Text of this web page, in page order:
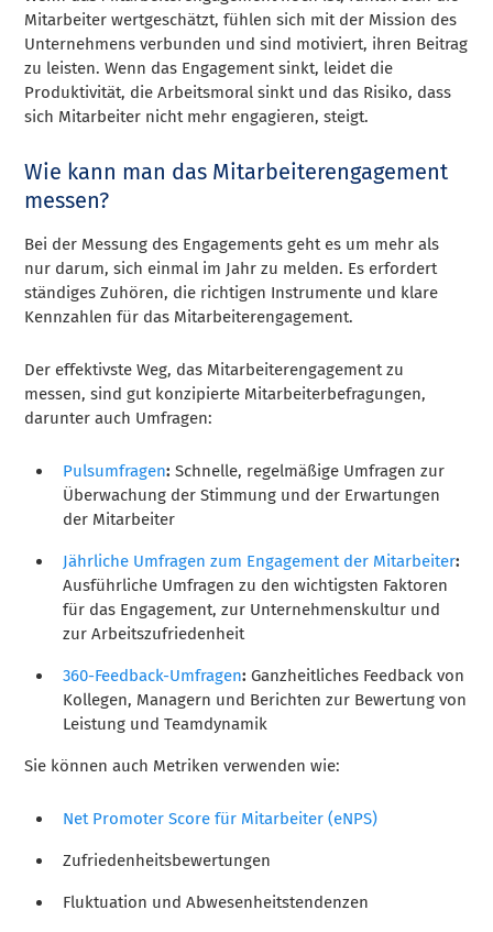
Mitarbeiter wertgeschätzt, fühlen sich mit der Mission des
Unternehmens verbunden und sind motiviert, ihren Beitrag
zu leisten. Wenn das Engagement sinkt, leidet die
Produktivität, die Arbeitsmoral sinkt und das Risiko, dass
sich Mitarbeiter nicht mehr engagieren, steigt.
Wie kann man das Mitarbeiterengagement
messen?
Bei der Messung des Engagements geht es um mehr als
nur darum, sich einmal im Jahr zu melden. Es erfordert
ständiges Zuhören, die richtigen Instrumente und klare
Kennzahlen für das Mitarbeiterengagement.
Der effektivste Weg, das Mitarbeiterengagement zu
messen, sind gut konzipierte Mitarbeiterbefragungen,
darunter auch Umfragen:
Pulsumfragen: Schnelle, regelmäßige Umfragen zur
Überwachung der Stimmung und der Erwartungen
der Mitarbeiter
Jährliche Umfragen zum Engagement der Mitarbeiter:
Ausführliche Umfragen zu den wichtigsten Faktoren
für das Engagement, zur Unternehmenskultur und
zur Arbeitszufriedenheit
360-Feedback-Umfragen: Ganzheitliches Feedback von
Kollegen, Managern und Berichten zur Bewertung von
Leistung und Teamdynamik
Sie können auch Metriken verwenden wie:
Net Promoter Score für Mitarbeiter (eNPS)
Zufriedenheitsbewertungen
Fluktuation und Abwesenheitstendenzen